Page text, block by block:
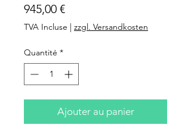
945,00 €Prix
TVA Incluse | zzgl. Versandkosten
Quantité *
Ajouter au panier